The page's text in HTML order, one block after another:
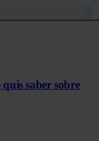
saber sobre